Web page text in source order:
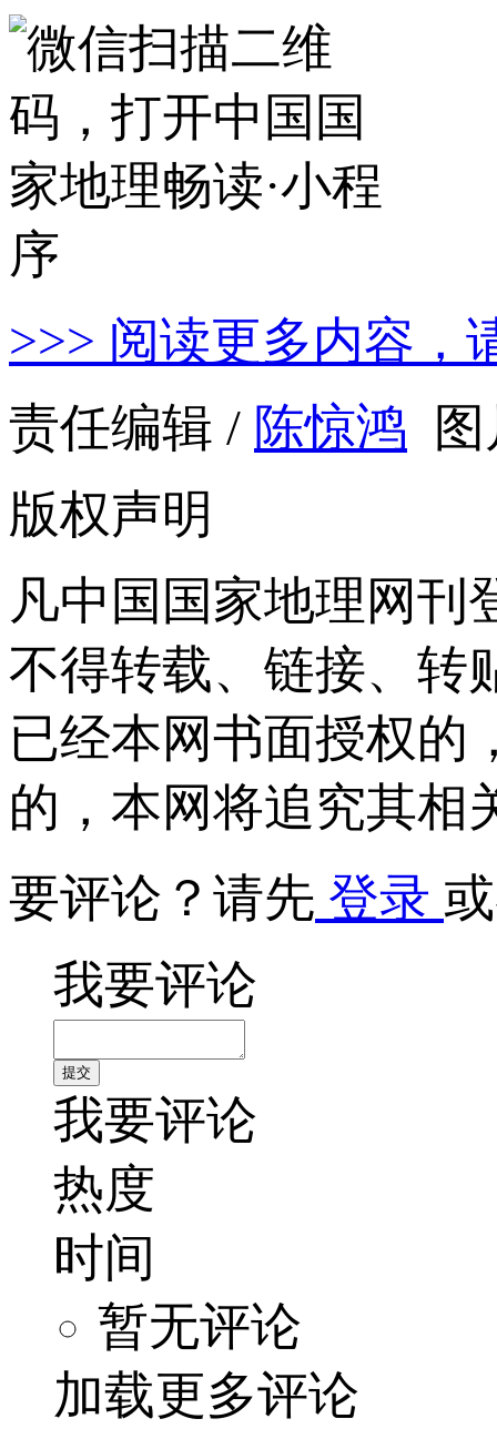
>>> 阅读更多内容，
责任编辑 / 陈惊鸿
版权声明
凡中国国家地理网刊
不得转载、链接、转
已经本网书面授权的
的，本网将追究其相
要评论？请先 登录
我要评论
我要评论
热度
时间
暂无评论
加载更多评论